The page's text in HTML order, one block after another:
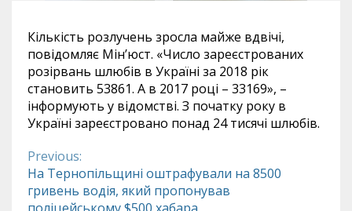
Кількість розлучень зросла майже вдвічі,
повідомляє Мін’юст. «Число зареєстрованих
розірвань шлюбів в Україні за 2018 рік
становить 53861. А в 2017 році – 33169», –
інформують у відомстві. З початку року в
Україні зареєстровано понад 24 тисячі шлюбів.
Continue
Reading
Previous:
На Тернопільщині оштрафували на 8500
гривень водія, який пропонував
поліцейському $500 хабара